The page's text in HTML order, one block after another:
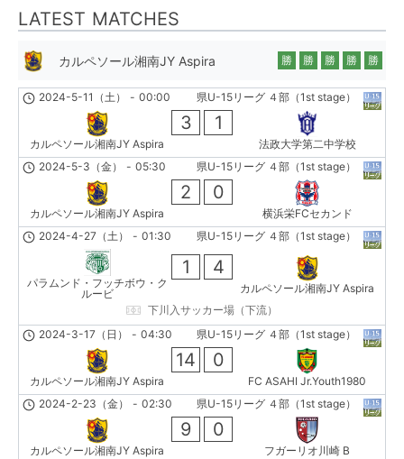
LATEST MATCHES
カルペソール湘南JY Aspira 勝 勝 勝 勝 勝
県U-15リーグ ４部（1st stage）
2024-5-11（土） - 00:00
カルペソール湘南JY Aspira
3 1
法政大学第二中学校
県U-15リーグ ４部（1st stage）
2024-5-3（金） - 05:30
カルペソール湘南JY Aspira
2 0
横浜栄FCセカンド
県U-15リーグ ４部（1st stage）
2024-4-27（土） - 01:30
パラムンド・フッチボウ・ク
ルービ
1 4
カルペソール湘南JY Aspira
下川入サッカー場（下流）
県U-15リーグ ４部（1st stage）
2024-3-17（日） - 04:30
カルペソール湘南JY Aspira
14 0
FC ASAHI Jr.Youth1980
県U-15リーグ ４部（1st stage）
2024-2-23（金） - 02:30
カルペソール湘南JY Aspira
9 0
フガーリオ川崎 B